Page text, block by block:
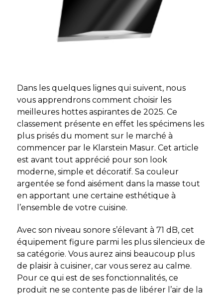
Dans les quelques lignes qui suivent, nous
vous apprendrons comment choisir les
meilleures hottes aspirantes de 2025. Ce
classement présente en effet les spécimens les
plus prisés du moment sur le marché à
commencer par le Klarstein Masur. Cet article
est avant tout apprécié pour son look
moderne, simple et décoratif. Sa couleur
argentée se fond aisément dans la masse tout
en apportant une certaine esthétique à
l’ensemble de votre cuisine.
Avec son niveau sonore s’élevant à 71 dB, cet
équipement figure parmi les plus silencieux de
sa catégorie. Vous aurez ainsi beaucoup plus
de plaisir à cuisiner, car vous serez au calme.
Pour ce qui est de ses fonctionnalités, ce
produit ne se contente pas de libérer l’air de la